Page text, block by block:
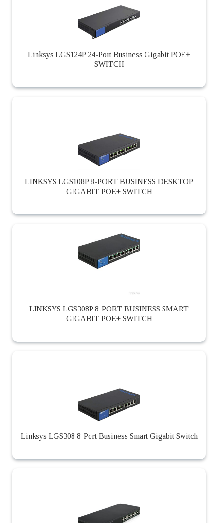
Linksys LGS124P 24-Port Business Gigabit POE+
SWITCH
LINKSYS LGS108P 8-PORT BUSINESS DESKTOP
GIGABIT POE+ SWITCH
LINKSYS LGS308P 8-PORT BUSINESS SMART
GIGABIT POE+ SWITCH
Linksys LGS308 8-Port Business Smart Gigabit Switch